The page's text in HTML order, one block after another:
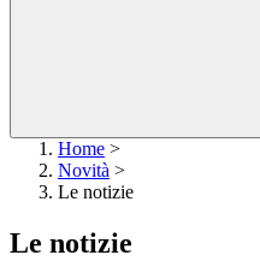
Home >
Novità >
Le notizie
Le notizie